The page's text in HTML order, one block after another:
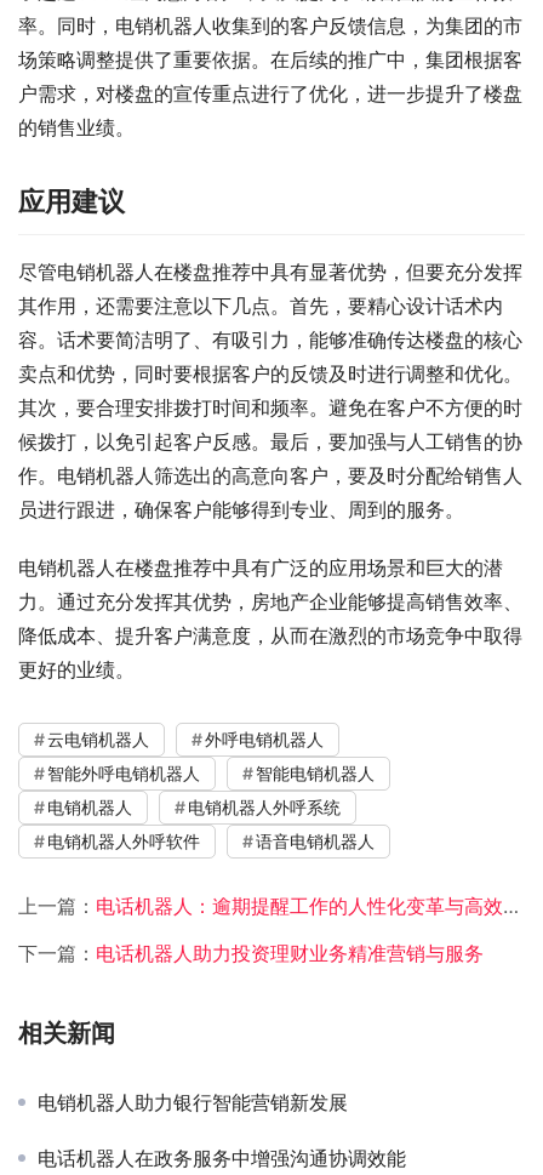
率。同时，电销机器人收集到的客户反馈信息，为集团的市
场策略调整提供了重要依据。在后续的推广中，集团根据客
户需求，对楼盘的宣传重点进行了优化，进一步提升了楼盘
的销售业绩。
应用建议
尽管电销机器人在楼盘推荐中具有显著优势，但要充分发挥
其作用，还需要注意以下几点。首先，要精心设计话术内
容。话术要简洁明了、有吸引力，能够准确传达楼盘的核心
卖点和优势，同时要根据客户的反馈及时进行调整和优化。
其次，要合理安排拨打时间和频率。避免在客户不方便的时
候拨打，以免引起客户反感。最后，要加强与人工销售的协
作。电销机器人筛选出的高意向客户，要及时分配给销售人
员进行跟进，确保客户能够得到专业、周到的服务。
电销机器人在楼盘推荐中具有广泛的应用场景和巨大的潜
力。通过充分发挥其优势，房地产企业能够提高销售效率、
降低成本、提升客户满意度，从而在激烈的市场竞争中取得
更好的业绩。
云电销机器人
外呼电销机器人
智能外呼电销机器人
智能电销机器人
电销机器人
电销机器人外呼系统
电销机器人外呼软件
语音电销机器人
上一篇： 电话机器人：逾期提醒工作的人性化变革与高效利器
下一篇： 电话机器人助力投资理财业务精准营销与服务
相关新闻
电销机器人助力银行智能营销新发展
电话机器人在政务服务中增强沟通协调效能